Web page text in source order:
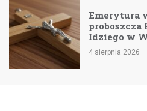
Emerytura
proboszcza
Idziego w
4 sierpnia 2026